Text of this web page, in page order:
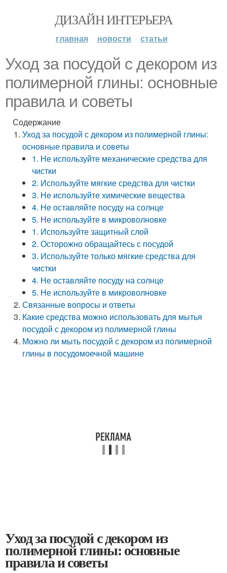
ДИЗАЙН ИНТЕРЬЕРА
главная новости статьи
Уход за посудой с декором из
полимерной глины: основные
правила и советы
Содержание
Уход за посудой с декором из полимерной глины:
основные правила и советы
1. Не используйте механические средства для
чистки
2. Используйте мягкие средства для чистки
3. Не используйте химические вещества
4. Не оставляйте посуду на солнце
5. Не используйте в микроволновке
1. Используйте защитный слой
2. Осторожно обращайтесь с посудой
3. Используйте только мягкие средства для
чистки
4. Не оставляйте посуду на солнце
5. Не используйте в микроволновке
Связанные вопросы и ответы
Какие средства можно использовать для мытья
посудой с декором из полимерной глины
Можно ли мыть посудой с декором из полимерной
глины в посудомоечной машине
Уход за посудой с декором из
полимерной глины: основные
правила и советы